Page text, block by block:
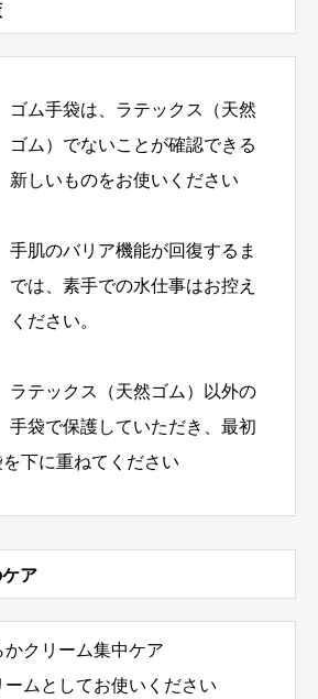
ゴム手袋は、ラテックス（天然
ゴム）でないことが確認できる
新しいものをお使いください
手肌のバリア機能が回復するま
では、素手での水仕事はお控え
ください。
ラテックス（天然ゴム）以外の
手袋で保護していただき、最初
下に重ねてください
ア
かクリーム集中ケア
ームとしてお使いください